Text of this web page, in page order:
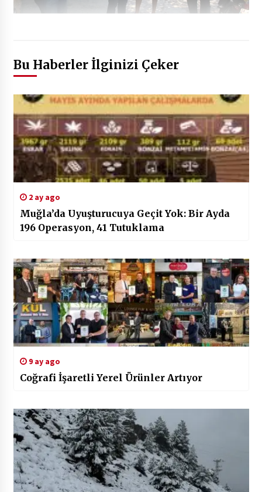
Bu Haberler İlginizi Çeker
2 ay ago
Muğla’da Uyuşturucuya Geçit Yok: Bir Ayda
196 Operasyon, 41 Tutuklama
9 ay ago
Coğrafi İşaretli Yerel Ürünler Artıyor